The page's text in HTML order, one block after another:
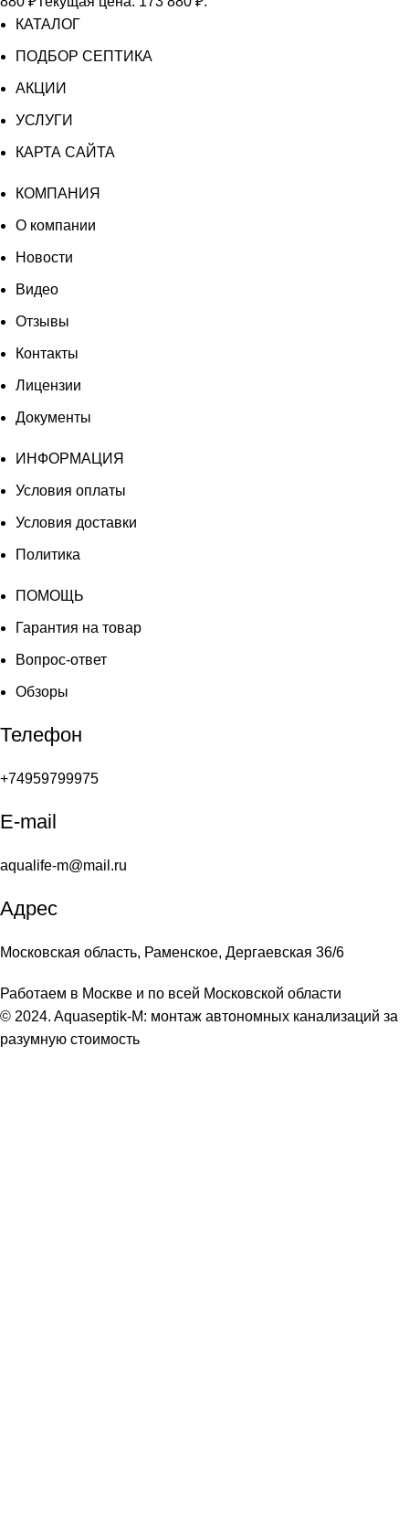
КАТАЛОГ
ПОДБОР СЕПТИКА
АКЦИИ
УСЛУГИ
КАРТА САЙТА
КОМПАНИЯ
О компании
Новости
Видео
Отзывы
Контакты
Лицензии
Документы
ИНФОРМАЦИЯ
Условия оплаты
Условия доставки
Политика
ПОМОЩЬ
Гарантия на товар
Вопрос-ответ
Обзоры
Телефон
+74959799975
E-mail
aqualife-m@mail.ru
Адрес
Московская область, Раменское, Дергаевская 36/6
Работаем в Москве и по всей Московской области
© 2024. Aquaseptik-M: монтаж автономных канализаций за
разумную стоимость